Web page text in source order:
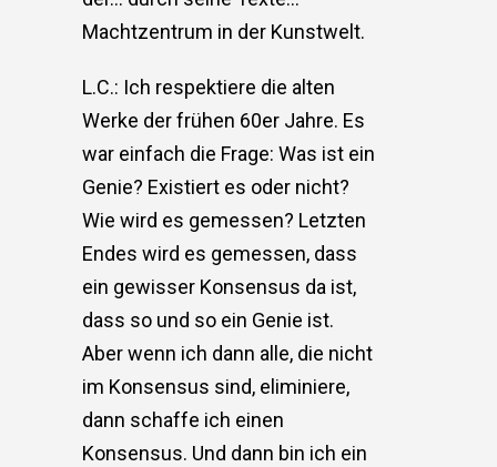
Machtzentrum in der Kunstwelt.
L.C.: Ich respektiere die alten
Werke der frühen 60er Jahre. Es
war einfach die Frage: Was ist ein
Genie? Existiert es oder nicht?
Wie wird es gemessen? Letzten
Endes wird es gemessen, dass
ein gewisser Konsensus da ist,
dass so und so ein Genie ist.
Aber wenn ich dann alle, die nicht
im Konsensus sind, eliminiere,
dann schaffe ich einen
Konsensus. Und dann bin ich ein